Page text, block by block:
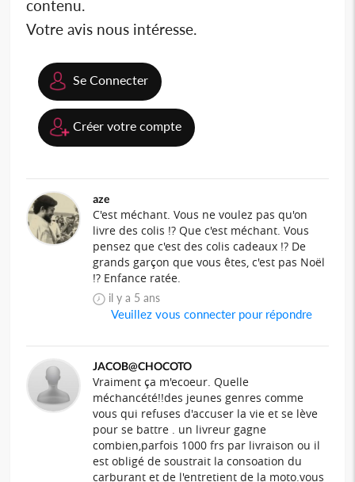
contenu.
Votre avis nous intéresse.
Se Connecter
Créer votre compte
aze
C'est méchant. Vous ne voulez pas qu'on
livre des colis !? Que c'est méchant. Vous
pensez que c'est des colis cadeaux !? De
grands garçon que vous êtes, c'est pas Noël
!? Enfance ratée.
il y a 5 ans
Veuillez vous connecter pour répondre
JACOB@CHOCOTO
Vraiment ça m'ecoeur. Quelle
méchancété!!des jeunes genres comme
vous qui refuses d'accuser la vie et se lève
pour se battre . un livreur gagne
combien,parfois 1000 frs par livraison ou il
est obligé de soustrait la consoation du
carburant et de l'entretient de la moto.vous